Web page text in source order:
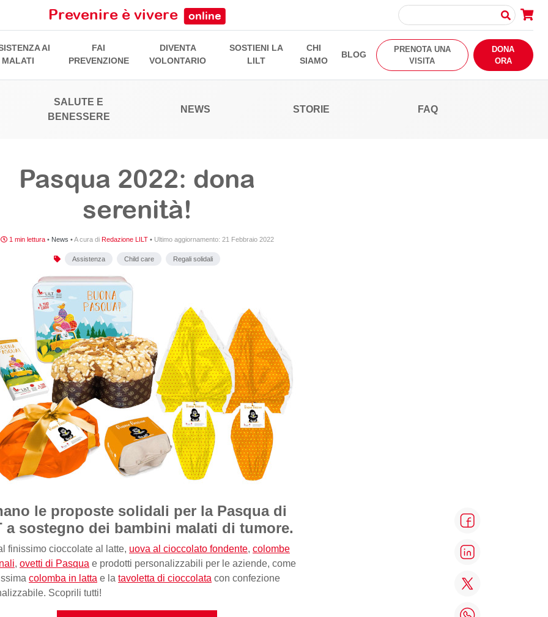
Prevenire è vivere online
AI
MALATI
FAI
PREVENZIONE
DIVENTA
VOLONTARIO
SOSTIENI LA
LILT
CHI
SIAMO
BLOG
PRENOTA UNA
VISITA
DONA
ORA
SALUTE E
BENESSERE
NEWS STORIE FAQ
Pasqua 2022: dona
serenità!
1 min lettura • News • A cura di Redazione LILT • Ultimo aggiornamento: 21 Febbraio 2022
Assistenza Child care Regali solidali
le proposte solidali per la Pasqua di
a sostegno dei bambini malati di tumore.
finissimo cioccolate al latte, uova al cioccolato fondente, colombe
, ovetti di Pasqua e prodotti personalizzabili per le aziende, come
colomba in latta e la tavoletta di cioccolata con confezione
Scoprili tutti!